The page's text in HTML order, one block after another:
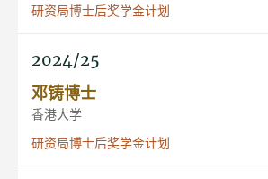
研资局博士后奖学金计划
2024/25
邓铸博士
香港大学
研资局博士后奖学金计划